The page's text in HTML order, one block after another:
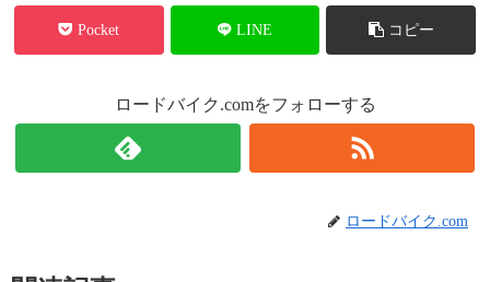
Pocket LINE コピー
ロードバイク.comをフォローする
ロードバイク.com